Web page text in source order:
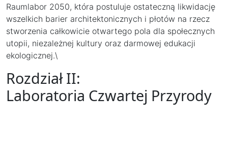
Raumlabor 2050, która postuluje ostateczną likwidację
wszelkich barier architektonicznych i płotów na rzecz
stworzenia całkowicie otwartego pola dla społecznych
utopii, niezależnej kultury oraz darmowej edukacji
ekologicznej.\
Rozdział II:
Laboratoria Czwartej Przyrody